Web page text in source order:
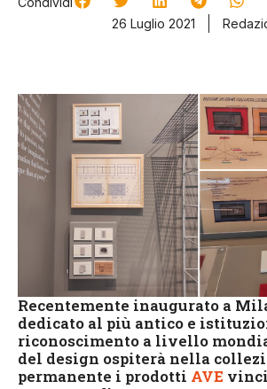
26 Luglio 2021
Recentemente inaugurato a
dedicato al più antico e
riconoscimento a livello
del design ospiterà nella
permanente i prodotti AVE